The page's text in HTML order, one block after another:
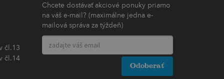
čl.13
čl.14
Chcete dostávať akciové ponuky priamo
na váš e-mail? (maximálne jedna e-
mailová správa za týždeň)
Odoberať